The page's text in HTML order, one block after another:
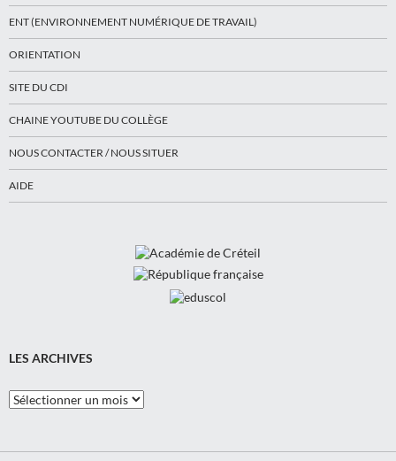
ENT (ENVIRONNEMENT NUMÉRIQUE DE TRAVAIL)
ORIENTATION
SITE DU CDI
CHAINE YOUTUBE DU COLLÈGE
NOUS CONTACTER / NOUS SITUER
AIDE
LES ARCHIVES
Les
Archives